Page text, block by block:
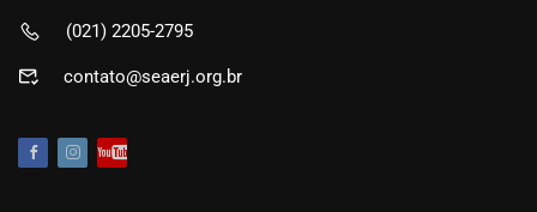
(021) 2205-2795
contato@seaerj.org.br